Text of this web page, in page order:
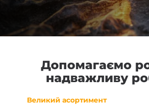
Допомагаємо
надважливу
Великий асортимент